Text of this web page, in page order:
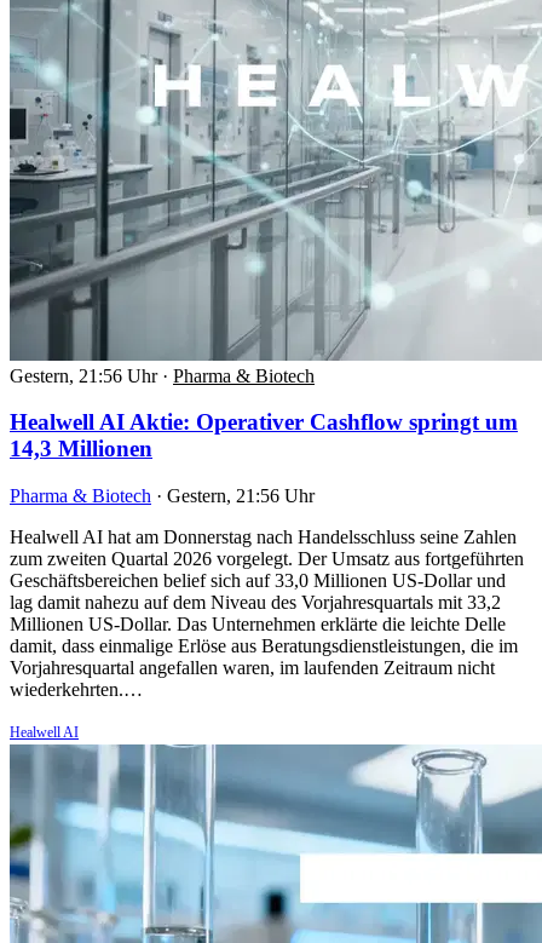
Gestern, 21:56 Uhr · Pharma & Biotech
Healwell AI Aktie: Operativer Cashflow springt um
14,3 Millionen
Pharma & Biotech · Gestern, 21:56 Uhr
Healwell AI hat am Donnerstag nach Handelsschluss seine Zahlen
zum zweiten Quartal 2026 vorgelegt. Der Umsatz aus fortgeführten
Geschäftsbereichen belief sich auf 33,0 Millionen US-Dollar und
lag damit nahezu auf dem Niveau des Vorjahresquartals mit 33,2
Millionen US-Dollar. Das Unternehmen erklärte die leichte Delle
damit, dass einmalige Erlöse aus Beratungsdienstleistungen, die im
Vorjahresquartal angefallen waren, im laufenden Zeitraum nicht
wiederkehrten.…
Healwell AI